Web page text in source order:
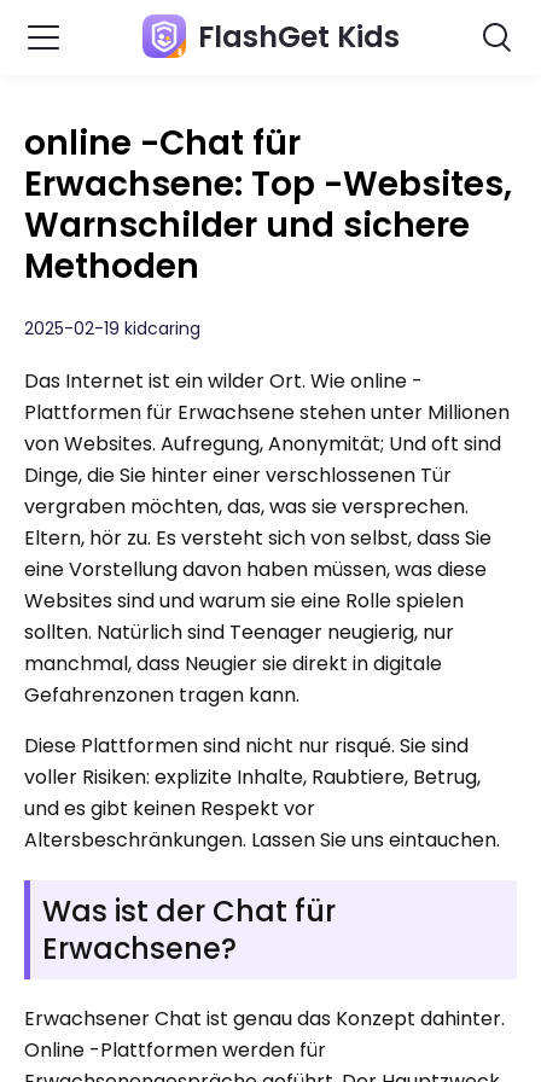
FlashGet Kids
online -Chat für
Erwachsene: Top -Websites,
Warnschilder und sichere
Methoden
2025-02-19 kidcaring
Das Internet ist ein wilder Ort. Wie online -
Plattformen für Erwachsene stehen unter Millionen
von Websites. Aufregung, Anonymität; Und oft sind
Dinge, die Sie hinter einer verschlossenen Tür
vergraben möchten, das, was sie versprechen.
Eltern, hör zu. Es versteht sich von selbst, dass Sie
eine Vorstellung davon haben müssen, was diese
Websites sind und warum sie eine Rolle spielen
sollten. Natürlich sind Teenager neugierig, nur
manchmal, dass Neugier sie direkt in digitale
Gefahrenzonen tragen kann.
Diese Plattformen sind nicht nur risqué. Sie sind
voller Risiken: explizite Inhalte, Raubtiere, Betrug,
und es gibt keinen Respekt vor
Altersbeschränkungen. Lassen Sie uns eintauchen.
Was ist der Chat für
Erwachsene?
Erwachsener Chat ist genau das Konzept dahinter.
Online -Plattformen werden für